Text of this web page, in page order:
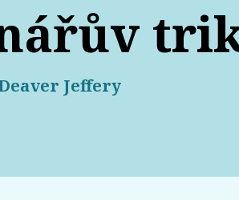
Jeffery